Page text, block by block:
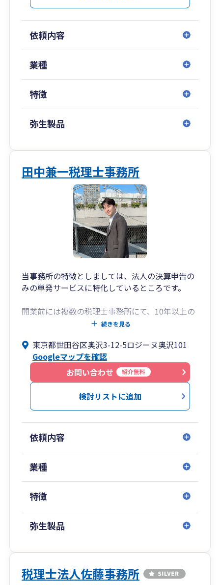
One of them（多くの中の一つ）の職員まかせの
幹部）として、世田谷・目黒などの中小企業が
「地域No1・オンリー1」のビジネスになれるよ
うサポートしていきます。
依頼内容
業種
特徴
弥生製品
田中兼一税理士事務所
当事務所の特徴としましては、法人の決算申告の
みの単発サービスに特化しているところです。
開業前には複数の税理士事務所にて、10年以上の
キャリアがございます。
年商1,000万円未満の法人様向けに、超低価格に
て、決算申告のみを承るサービスになっておりま
税理士費用を抑え、資金繰りを強化されたい法人
様に喜んでいただいているサービスになります。
よろしくお願いいたします。
続きを見る
東京都世田谷区奥沢3-12-5ロジーヌ奥沢101
Googleマップを確認
お問い合わせ
紹介無料
検討リストに追加
依頼内容
業種
特徴
弥生製品
税理士法人佐藤事務所